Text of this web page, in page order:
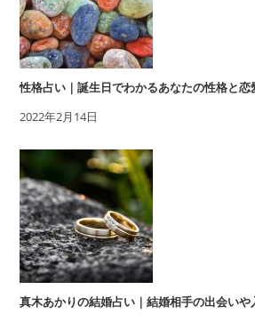
性格占い｜誕生日でわかるあなたの性格と恋
2022年2月14日
真木あかりの結婚占い｜結婚相手の出会いや